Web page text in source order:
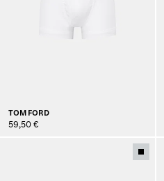
TOM FORD
59,50 €